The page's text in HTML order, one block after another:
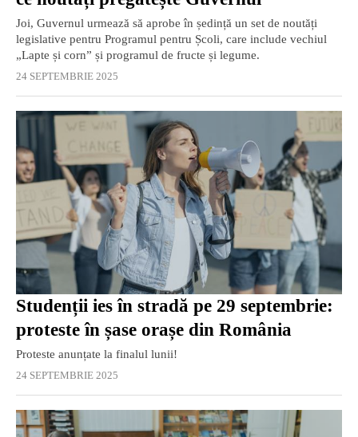
Joi, Guvernul urmează să aprobe în ședință un set de noutăți
legislative pentru Programul pentru Școli, care include vechiul
„Lapte și corn” și programul de fructe și legume.
24 SEPTEMBRIE 2025
Studenții ies în stradă pe 29 septembrie:
proteste în șase orașe din România
Proteste anunțate la finalul lunii!
24 SEPTEMBRIE 2025